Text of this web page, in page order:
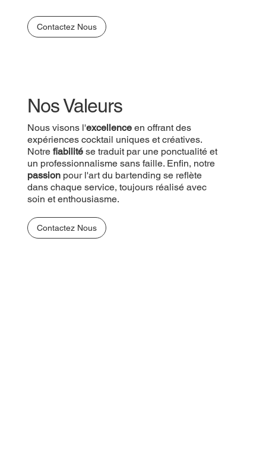
Contactez Nous
Nos Valeurs
Nous visons l'excellenceen offrant des
expériences cocktail uniques et créatives.
Notre fiabilité se traduit par une ponctualité et
un professionnalisme sans faille. Enfin, notre
passionpour l'art du bartending se reflète
dans chaque service, toujours réalisé avec
soin et enthousiasme.
Contactez Nous